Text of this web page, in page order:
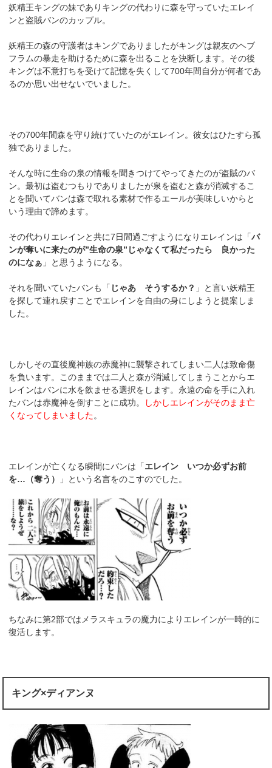
妖精王キングの妹でありキングの代わりに森を守っていたエレイ
ンと盗賊バンのカップル。
妖精王の森の守護者はキングでありましたがキングは親友のヘブ
フラムの暴走を助けるために森を出ることを決断します。その後
キングは不意打ちを受けて記憶を失くして700年間自分が何者であ
るのか思い出せないでいました。
その700年間森を守り続けていたのがエレイン。彼女はひたすら孤
独でありました。
そんな時に生命の泉の情報を聞きつけてやってきたのが盗賊のバ
ン。最初は盗むつもりでありましたが泉を盗むと森が消滅するこ
とを聞いてバンは森で取れる素材で作るエールが美味しいからと
いう理由で諦めます。
その代わりエレインと共に7日間過ごすようになりエレインは「バ
ンが奪いに来たのが”生命の泉”じゃなくて私だったら 良かった
のになぁ 」と思うようになる。
それを聞いていたバンも「 じゃあ そうするか？ 」と言い妖精王
を探して連れ戻すことでエレインを自由の身にしようと提案しま
した。
しかしその直後魔神族の赤魔神に襲撃されてしまい二人は致命傷
を負います。このままでは二人と森が消滅してしまうことからエ
レインはバンに水を飲ませる選択をします。永遠の命を手に入れ
たバンは赤魔神を倒すことに成功。
しかしエレインがそのまま亡
くなってしまいました。
エレインが亡くなる瞬間にバンは「エレイン いつか必ずお前
を…（奪う）
」という名言をのこすのでした。
ちなみに第2部ではメラスキュラの魔力によりエレインが一時的に
復活します。
キング×ディアンヌ